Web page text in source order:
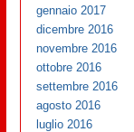
gennaio 2017
dicembre 2016
novembre 2016
ottobre 2016
settembre 2016
agosto 2016
luglio 2016